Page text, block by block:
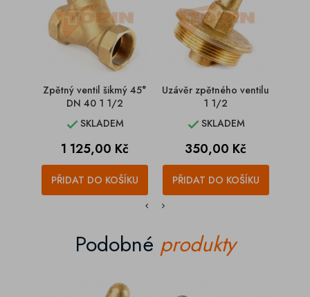
Zpětný ventil šikmý 45°
DN 40 1 1/2
SKLADEM
Cena
1 125,00 Kč
PŘIDAT DO KOŠÍKU
Uzávěr zpětného ventilu
1 1/2
SKLADEM
Cena
350,00 Kč
PŘIDAT DO KOŠÍKU
Podobné produkty